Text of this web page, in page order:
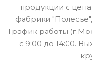
продукции с
фабрики
График работы
с 9:00 до 14:00.